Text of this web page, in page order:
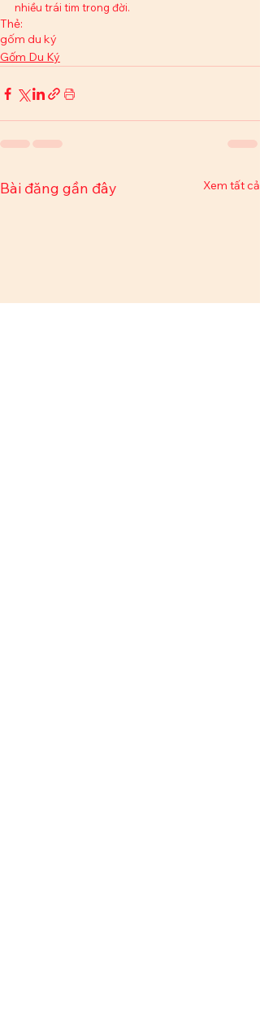
nhiều trái tim trong đời.
Thẻ:
gốm du ký
Gốm Du Ký
Bài đăng gần đây Xem tất cả